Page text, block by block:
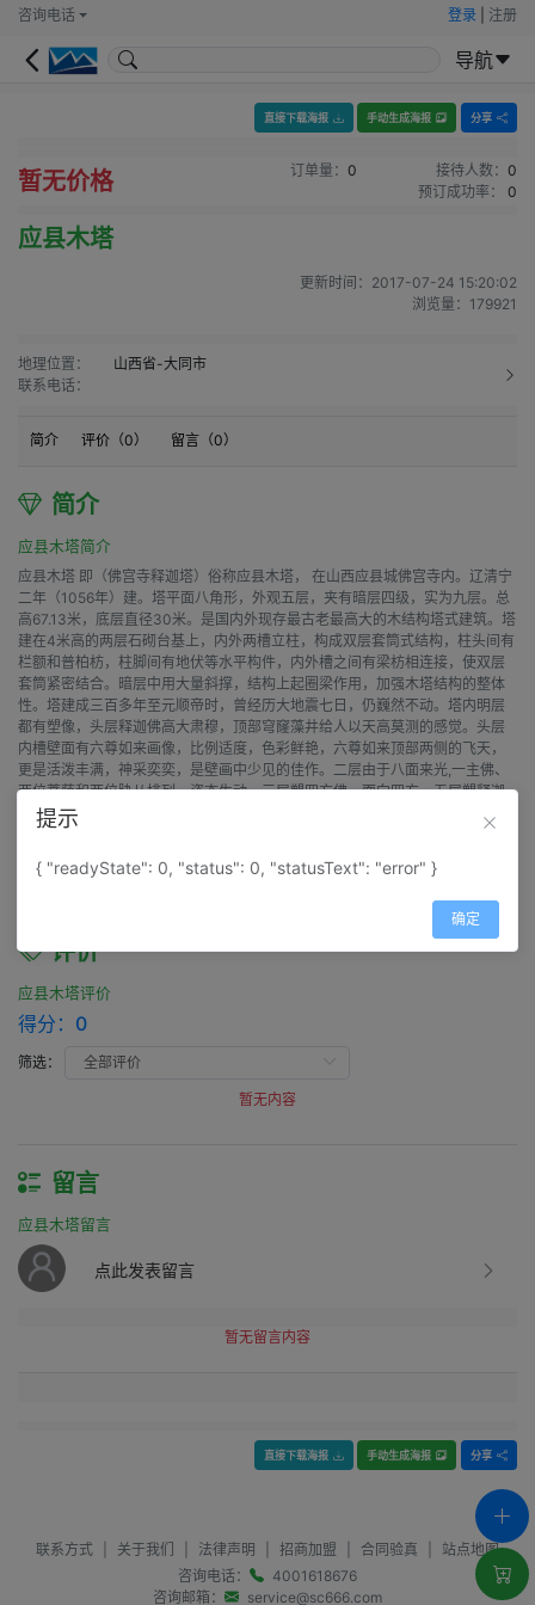
咨询电话 登录 注册
导航
直接下载海报 手动生成海报 分享
暂无价格 订单量： 0 接待人数： 0
预订成功率：
0
应县木塔
更新时间： 2017-07-24 15:20:02
浏览量： 179921
地理位置：
山西省-大同市
联系电话：
简介 评价（0） 留言（0）
简介
应县木塔简介
应县木塔 即（佛宫寺释迦塔）俗称应县木塔， 在山西应县城佛宫寺内。辽清宁
二年（1056年）建。塔平面八角形，外观五层，夹有暗层四级，实为九层。总
高67.13米，底层直径30米。是国内外现存最古老最高大的木结构塔式建筑。塔
建在4米高的两层石砌台基上，内外两槽立柱，构成双层套筒式结构，柱头间有
栏额和普柏枋，柱脚间有地伏等水平构件，内外槽之间有梁枋相连接，使双层
套筒紧密结合。暗层中用大量斜撑，结构上起圈梁作用，加强木塔结构的整体
性。塔建成三百多年至元顺帝时，曾经历大地震七日，仍巍然不动。塔内明层
都有塑像，头层释迦佛高大肃穆，顶部穹窿藻井给人以天高莫测的感觉。头层
内槽壁面有六尊如来画像，比例适度，色彩鲜艳，六尊如来顶部两侧的飞天，
更是活泼丰满，神采奕奕，是壁画中少见的佳作。二层由于八面来光,一主佛、
两位菩萨和两位胁从排列，姿态生动。三层塑四方佛，面向四方。五层塑释迦
坐像于中央、八大菩萨分坐八方。利用塔心无暗层的高大空间布置塑像，以增
强佛像的庄严，是建筑结构与使用功能设计合理的典范。近年来在整修塑像
究辽代的政治，经济，文化，宗教活动等方面具有重要意义。
评价
应县木塔评价
得分： 0
筛选：
暂无内容
留言
应县木塔留言
点此发表留言
暂无留言内容
直接下载海报 手动生成海报 分享
联系方式 关于我们 法律声明 招商加盟 合同验真
站点地图
咨询电话：
4001618676
咨询邮箱：
service@sc666.com
提示
{ "readyState": 0, "status": 0, "statusText": "error" }
确定